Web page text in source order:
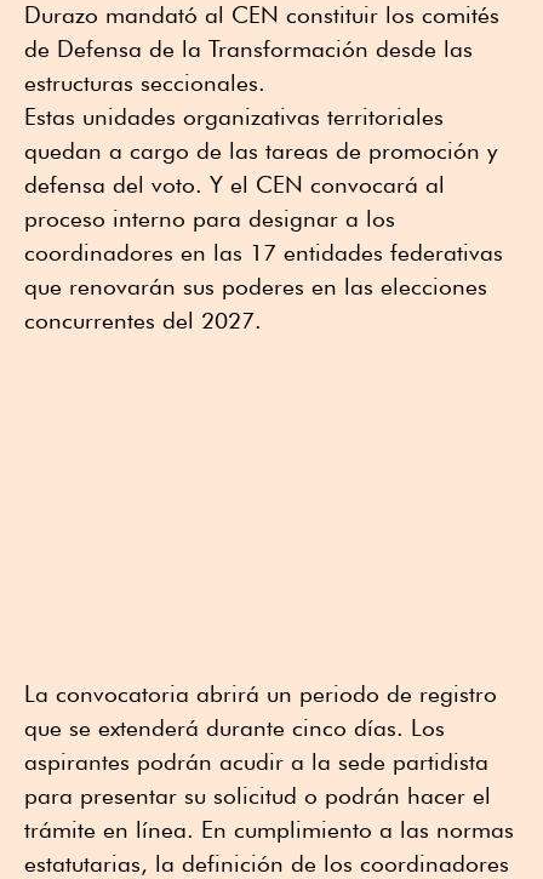
Durazo mandató al CEN constituir los comités
de Defensa de la Transformación desde las
estructuras seccionales.
Estas unidades organizativas territoriales
quedan a cargo de las tareas de promoción y
defensa del voto. Y el CEN convocará al
proceso interno para designar a los
coordinadores en las 17 entidades federativas
que renovarán sus poderes en las elecciones
concurrentes del 2027.
La convocatoria abrirá un periodo de registro
que se extenderá durante cinco días. Los
aspirantes podrán acudir a la sede partidista
para presentar su solicitud o podrán hacer el
trámite en línea. En cumplimiento a las normas
estatutarias, la definición de los coordinadores